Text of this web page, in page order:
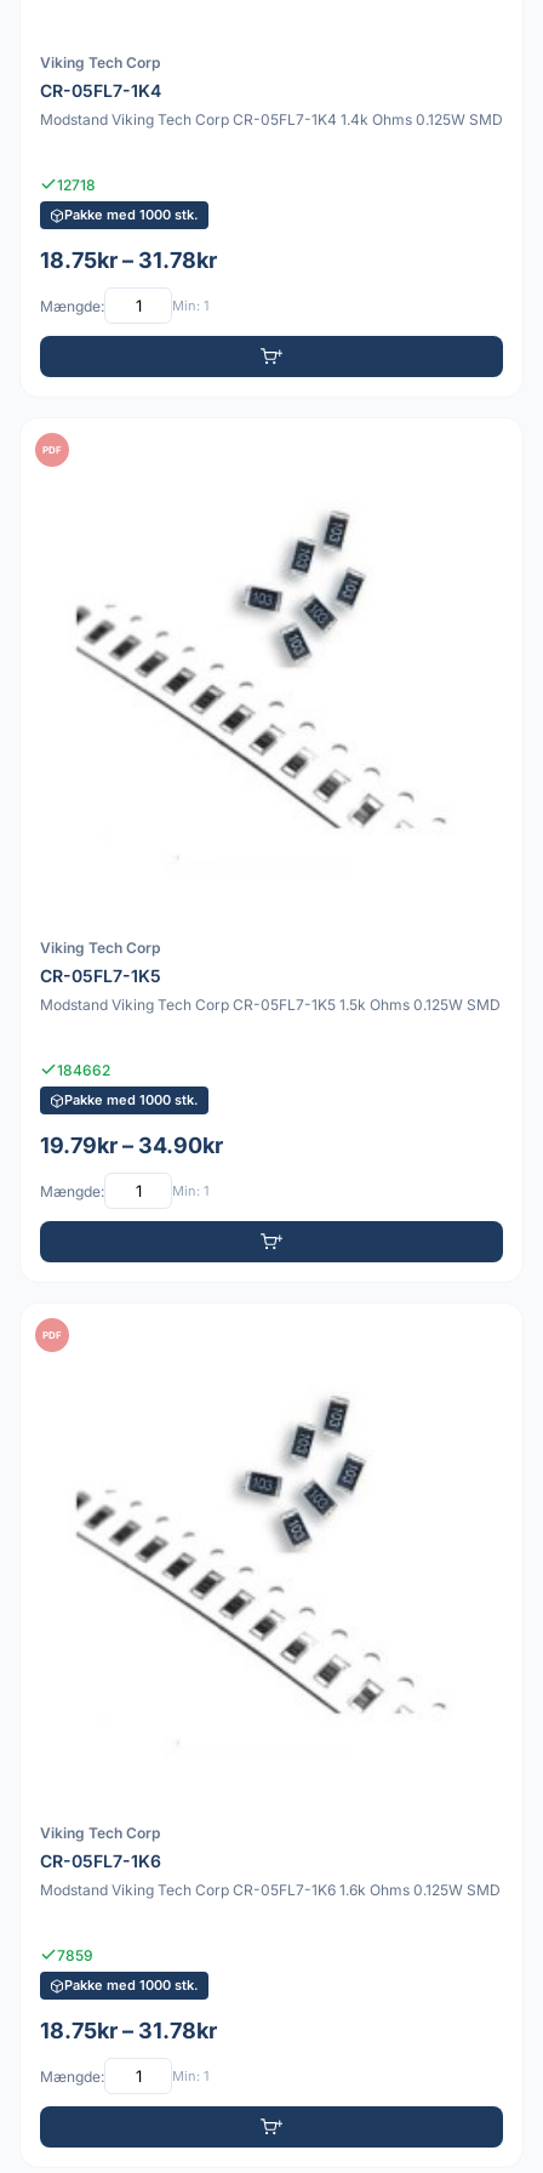
Viking Tech Corp
CR-05FL7-1K4
Modstand Viking Tech Corp CR-05FL7-1K4 1.4k Ohms 0.125W SMD
12718
Pakke med 1000 stk.
18.75kr – 31.78kr
Mængde: Min: 1
PDF
Viking Tech Corp
CR-05FL7-1K5
Modstand Viking Tech Corp CR-05FL7-1K5 1.5k Ohms 0.125W SMD
184662
Pakke med 1000 stk.
19.79kr – 34.90kr
Mængde: Min: 1
PDF
Viking Tech Corp
CR-05FL7-1K6
Modstand Viking Tech Corp CR-05FL7-1K6 1.6k Ohms 0.125W SMD
7859
Pakke med 1000 stk.
18.75kr – 31.78kr
Mængde: Min: 1